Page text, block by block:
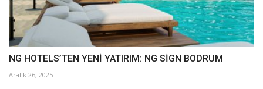
NG HOTELS’TEN YENİ YATIRIM: NG SİGN BODRUM
Aralık 26, 2025